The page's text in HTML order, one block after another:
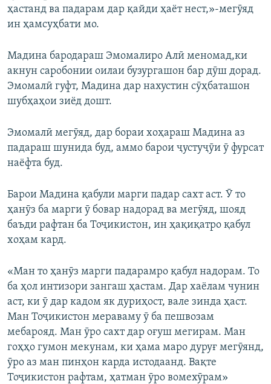
ҳастанд ва падарам дар қайди ҳаёт нест,»-мегӯяд
ин ҳамсуҳбати мо.
Мадина бародараш Эмомалиро Алӣ меномад,ки
акнун саробонии оилаи бузургашон бар дӯш дорад.
Эмомалӣ гуфт, Мадина дар нахустин сӯҳбаташон
шубҳаҳои зиёд дошт.
Эмомалӣ мегӯяд, дар бораи хоҳараш Мадина аз
падараш шунида буд, аммо барои ҷустуҷӯи ӯ фурсат
наёфта буд.
Барои Мадина қабули марги падар сахт аст. Ӯ то
ҳанӯз ба марги ӯ бовар надорад ва мегӯяд, шояд
баъди рафтан ба Тоҷикистон, ин ҳақиқатро қабул
хоҳам кард.
«Ман то ҳанӯз марги падарамро қабул надорам. То
ба ҳол интизори зангаш ҳастам. Дар хаёлам чунин
аст, ки ӯ дар кадом як дуриҳост, вале зинда ҳаст.
Ман Тоҷикистон мераваму ӯ ба пешвозам
мебарояд. Ман ӯро сахт дар оғуш мегирам. Ман
гоҳҳо гумон мекунам, ки ҳама маро дуруғ мегӯянд,
ӯро аз ман пинҳон карда истодаанд. Вақте
Тоҷикистон рафтам, ҳатман ӯро вомехӯрам»